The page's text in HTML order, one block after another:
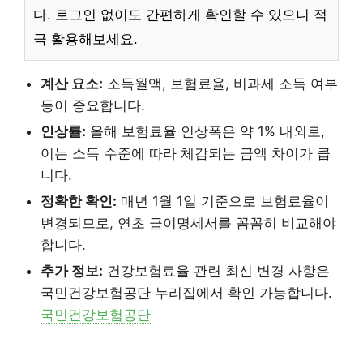
다. 로그인 없이도 간편하게 확인할 수 있으니 적
극 활용해보세요.
계산 요소: 소득월액, 보험료율, 비과세 소득 여부
등이 중요합니다.
인상률: 올해 보험료율 인상폭은 약 1% 내외로,
이는 소득 수준에 따라 체감되는 금액 차이가 큽
니다.
정확한 확인: 매년 1월 1일 기준으로 보험료율이
변경되므로, 연초 급여명세서를 꼼꼼히 비교해야
합니다.
추가 정보: 건강보험료율 관련 최신 변경 사항은
국민건강보험공단 누리집에서 확인 가능합니다.
국민건강보험공단